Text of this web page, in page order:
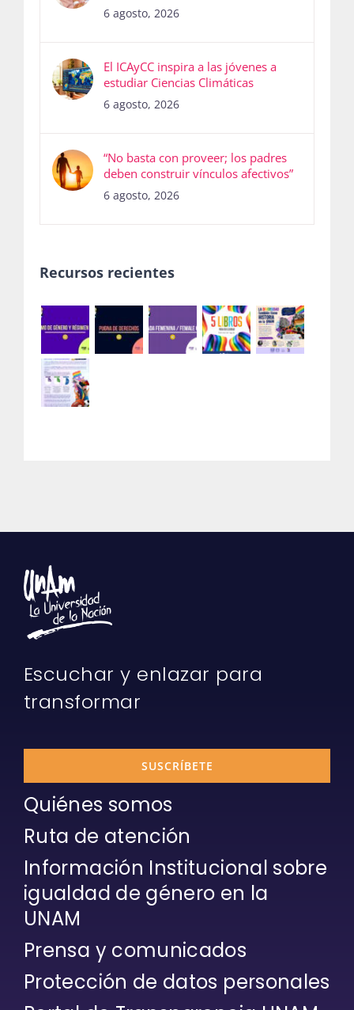
6 agosto, 2026
El ICAyCC inspira a las jóvenes a
estudiar Ciencias Climáticas
6 agosto, 2026
“No basta con proveer; los padres
deben construir vínculos afectivos”
6 agosto, 2026
Recursos recientes
Escuchar y enlazar para
transformar
SUSCRÍBETE
Quiénes somos
Ruta de atención
Información Institucional sobre
igualdad de género en la
UNAM
Prensa y comunicados
Protección de datos personales